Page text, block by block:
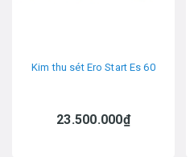
Kim thu sét Ero Start Es 60
23.500.000₫